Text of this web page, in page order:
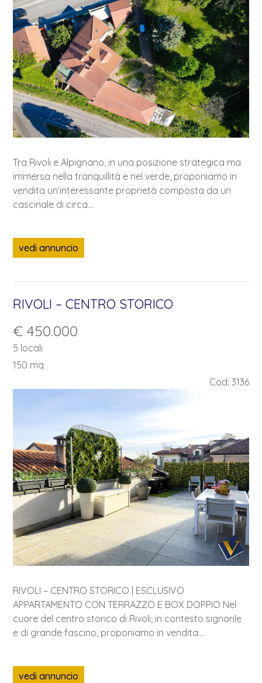
Tra Rivoli e Alpignano, in una posizione strategica ma
immersa nella tranquillità e nel verde, proponiamo in
vendita un’interessante proprietà composta da un
cascinale di circa...
vedi annuncio
RIVOLI – CENTRO STORICO
€ 450.000
5 locali
150 mq
Cod: 3136
RIVOLI – CENTRO STORICO | ESCLUSIVO
APPARTAMENTO CON TERRAZZO E BOX DOPPIO Nel
cuore del centro storico di Rivoli, in contesto signorile
e di grande fascino, proponiamo in vendita...
vedi annuncio